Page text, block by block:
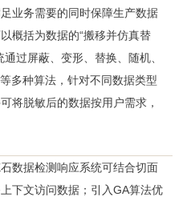
业务需要的同时保障生产数据
概括为数据的“搬移并仿真替
过屏蔽、变形、替换、随机、
多种算法，针对不同数据类型
将脱敏后的数据按用户需求，
数据检测响应系统可结合切面
下文访问数据；引入GA算法优